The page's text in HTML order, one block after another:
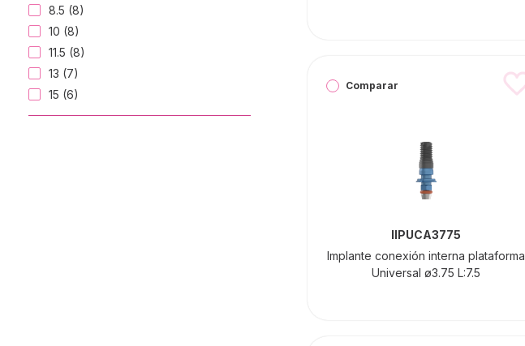
8.5 (8)
10 (8)
11.5 (8)
13 (7)
15 (6)
Comparar
IIPUCA3775
Implante conexión interna plataforma
Universal ø3.75 L:7.5